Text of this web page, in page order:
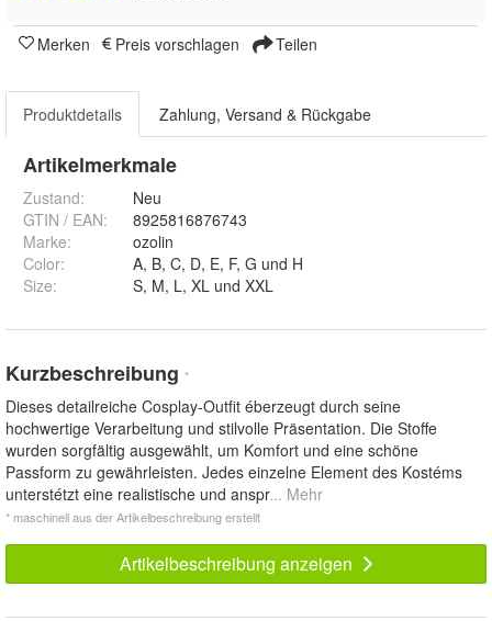
Merken Preis vorschlagen Teilen
Produktdetails Zahlung, Versand & Rückgabe
Artikelmerkmale
Zustand:
Neu
GTIN / EAN:
8925816876743
Marke:
ozolin
Color:
A, B, C, D, E, F, G und H
Size: S, M, L, XL und XXL
Kurzbeschreibung *
Dieses detailreiche Cosplay-Outfit éberzeugt durch seine
hochwertige Verarbeitung und stilvolle Präsentation. Die Stoffe
wurden sorgfältig ausgewählt, um Komfort und eine schöne
Passform zu gewährleisten. Jedes einzelne Element des Kostéms
unterstétzt eine realistische und anspr... Mehr
* maschinell aus der Artikelbeschreibung erstellt
Artikelbeschreibung anzeigen